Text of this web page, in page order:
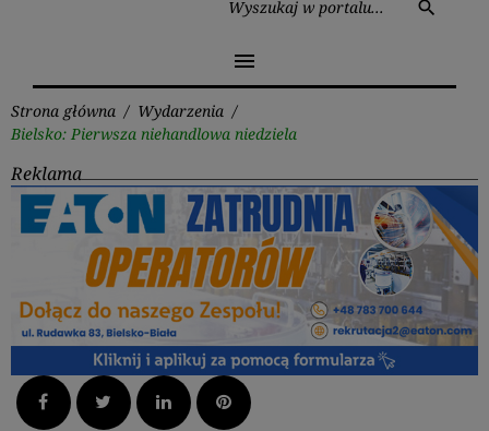
search
menu
Strona główna / Wydarzenia /
Bielsko: Pierwsza niehandlowa niedziela
Reklama
Facebook Twitter LinkedInPinterest